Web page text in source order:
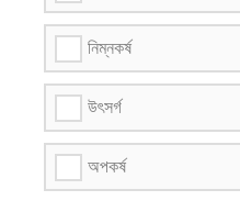
নিম্নকর্ষ
উৎসর্গ
অপকর্ষ